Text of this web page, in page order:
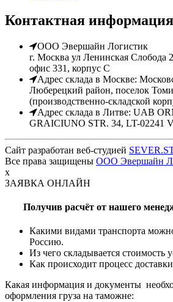
Контактная информация
ООО Эвершайн Логистик
г. Москва ул Ленинская Слобода
офис 331, корпус С
Адрес склада в Москве:
Люберецкий район, поселок
(производственно-складской
Адрес склада в Литве: UAB
GRAICIUNO STR. 34, LT-02241
Сайт разработан веб-студией
Все права защищены ООО Эвершайн
x
ЗАЯВКА ОНЛАЙН
Получив расчёт от нашего
Какими видами транспорта
Россию.
Из чего складывается стоимость
Как происходит процесс
Какая информация и документы
оформления груза на таможне: